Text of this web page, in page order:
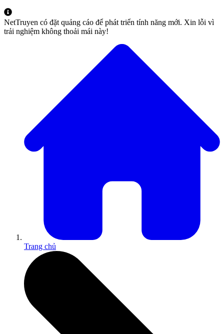
NetTruyen có đặt quảng cáo để phát triển tính năng mới. Xin lỗi vì
trải nghiệm không thoải mái này!
Trang chủ